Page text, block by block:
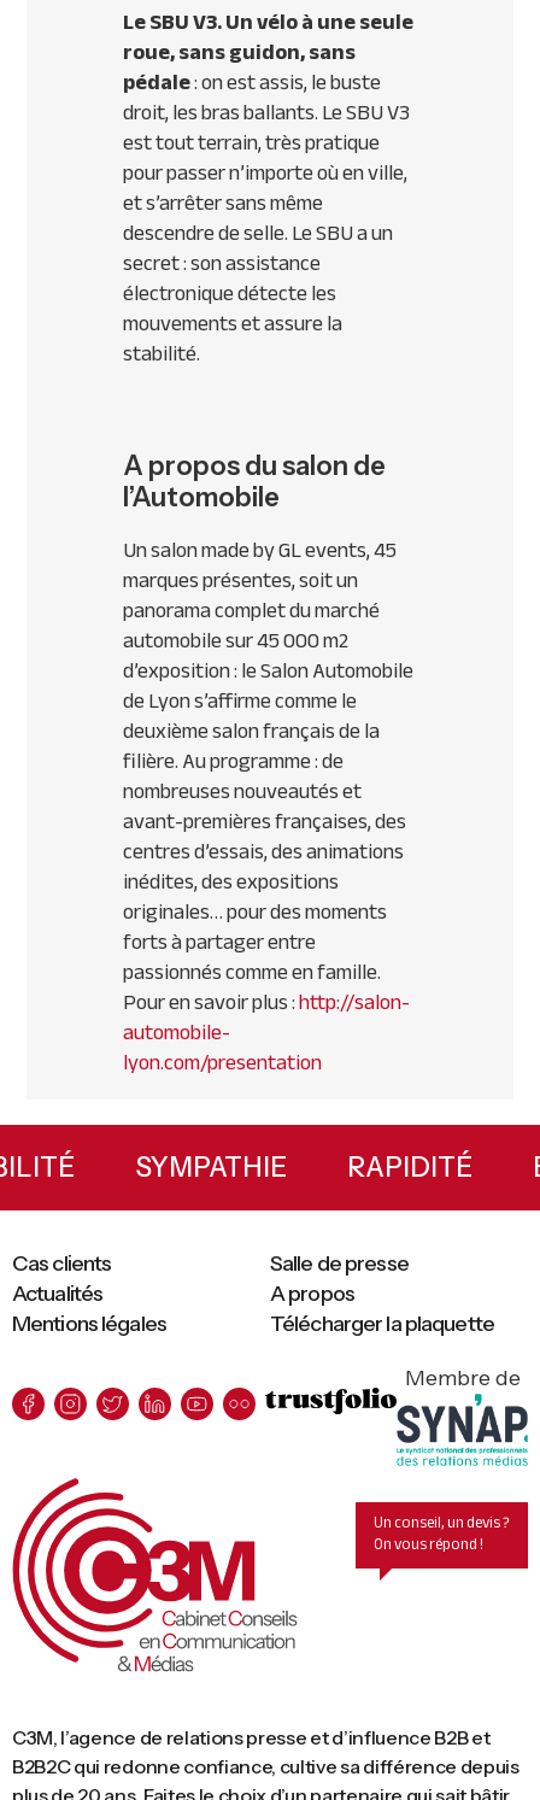
LeSBUV3. Un vélo à une seule
roue, sans guidon, sans
pédale: on est assis, le buste
droit, les bras ballants. LeSBUV3
est tout terrain, très pratique
pour passer n’importe où en ville,
et s’arrêter sans même
descendre de selle. LeSBUa un
secret : son assistance
électronique détecte les
mouvements et assure la
stabilité.
A propos du salon de
l’Automobile
Un salon made by GL events, 45
marques présentes, soit un
panorama complet du marché
automobile sur 45 000 m2
d’exposition : le Salon Automobile
de Lyon s’affirme comme le
deuxième salon français de la
filière. Au programme : de
nombreuses nouveautés et
avant-premières françaises, des
centres d’essais, des animations
inédites, des expositions
originales… pour des moments
forts à partager entre
passionnés comme en famille.
Pour en savoir plus :http://salon-
automobile-
lyon.com/presentation
Primary
Sidebar
SYMPATHIE RAPIDITÉ
C3M, l’agence de relations presse et d’influence B2B et
B2B2C qui redonne confiance, cultive sa différence depuis
plus de 20 ans. Faites le choix d’un partenaire qui sait bâtir
Mentions légales Télécharger la plaquette
Cas clients
Salle de presse
Actualités
A propos
Membre de
Un conseil, un devis ?
On vous répond !